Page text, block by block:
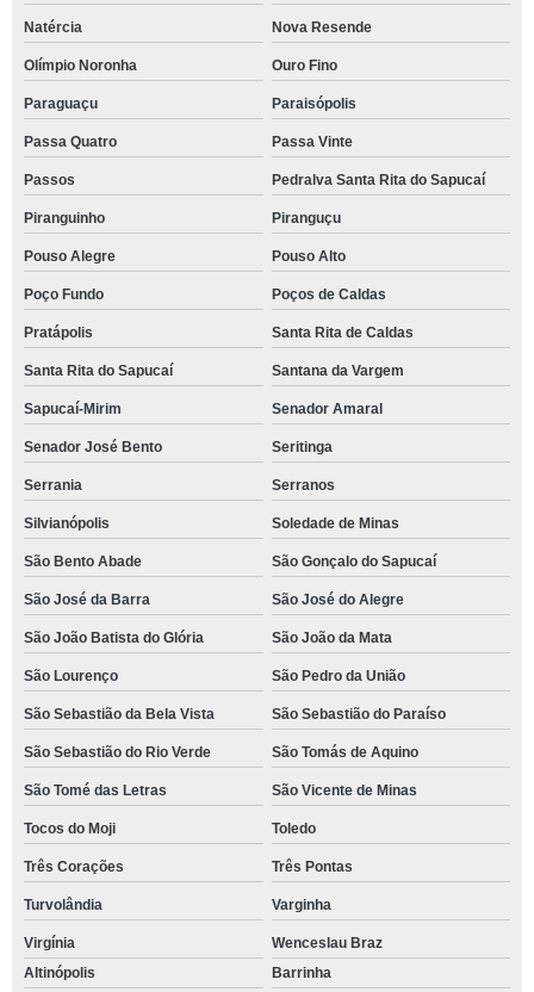
Natércia Nova Resende
Olímpio Noronha Ouro Fino
Paraguaçu Paraisópolis
Passa Quatro Passa Vinte
Passos Pedralva Santa Rita do Sapucaí
Piranguinho Piranguçu
Pouso Alegre Pouso Alto
Poço Fundo Poços de Caldas
Pratápolis Santa Rita de Caldas
Santa Rita do Sapucaí Santana da Vargem
Sapucaí-Mirim Senador Amaral
Senador José Bento Seritinga
Serrania Serranos
Silvianópolis Soledade de Minas
São Bento Abade São Gonçalo do Sapucaí
São José da Barra São José do Alegre
São João Batista do Glória São João da Mata
São Lourenço São Pedro da União
São Sebastião da Bela Vista São Sebastião do Paraíso
São Sebastião do Rio Verde São Tomás de Aquino
São Tomé das Letras São Vicente de Minas
Tocos do Moji Toledo
Três Corações Três Pontas
Turvolândia Varginha
Virgínia
Wenceslau Braz
Altinópolis
Barrinha